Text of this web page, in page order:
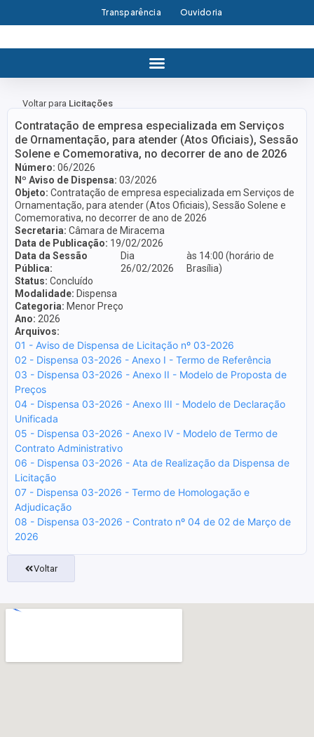
Transparência Ouvidoria
Voltar para Licitações
Contratação de empresa especializada em Serviços
de Ornamentação, para atender (Atos Oficiais), Sessão
Solene e Comemorativa, no decorrer de ano de 2026
Número: 06/2026
Nº Aviso de Dispensa: 03/2026
Objeto: Contratação de empresa especializada em Serviços de
Ornamentação, para atender (Atos Oficiais), Sessão Solene e
Comemorativa, no decorrer de ano de 2026
Secretaria: Câmara de Miracema
Data de Publicação: 19/02/2026
Data da Sessão
Pública:
Dia
26/02/2026
às 14:00 (horário de
Brasília)
Status: Concluído
Modalidade: Dispensa
Categoria: Menor Preço
Ano: 2026
Arquivos:
01 - Aviso de Dispensa de Licitação nº 03-2026
02 - Dispensa 03-2026 - Anexo I - Termo de Referência
03 - Dispensa 03-2026 - Anexo II - Modelo de Proposta de
Preços
04 - Dispensa 03-2026 - Anexo III - Modelo de Declaração
Unificada
05 - Dispensa 03-2026 - Anexo IV - Modelo de Termo de
Contrato Administrativo
06 - Dispensa 03-2026 - Ata de Realização da Dispensa de
Licitação
07 - Dispensa 03-2026 - Termo de Homologação e
Adjudicação
08 - Dispensa 03-2026 - Contrato nº 04 de 02 de Março de
2026
Voltar